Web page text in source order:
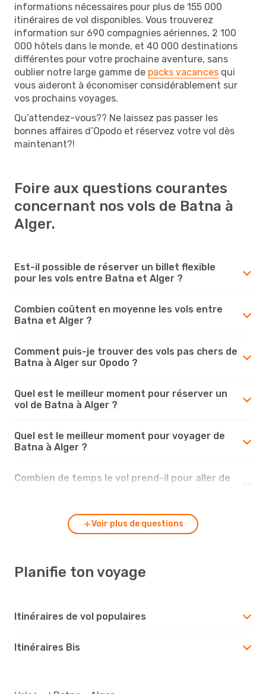
informations nécessaires pour plus de 155 000
itinéraires de vol disponibles. Vous trouverez
information sur 690 compagnies aériennes, 2 100
000 hôtels dans le monde, et 40 000 destinations
différentes pour votre prochaine aventure, sans
oublier notre large gamme de packs vacances qui
vous aideront à économiser considérablement sur
vos prochains voyages.
Qu’attendez-vous?? Ne laissez pas passer les
bonnes affaires d’Opodo et réservez votre vol dès
maintenant?!
Foire aux questions courantes
concernant nos vols de Batna à
Alger.
Est-il possible de réserver un billet flexible
pour les vols entre Batna et Alger ?
Combien coûtent en moyenne les vols entre
Batna et Alger ?
Comment puis-je trouver des vols pas chers de
Batna à Alger sur Opodo ?
Quel est le meilleur moment pour réserver un
vol de Batna à Alger ?
Quel est le meilleur moment pour voyager de
Batna à Alger ?
Combien de temps le vol prend-il pour aller de
Voir plus de questions
Planifie ton voyage
Itinéraires de vol populaires
Itinéraires Bis